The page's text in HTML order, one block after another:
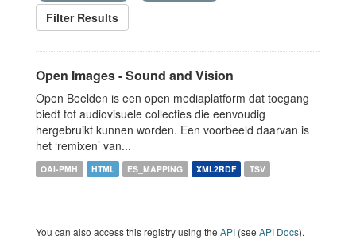
Filter Results
Open Images - Sound and Vision
Open Beelden is een open mediaplatform dat toegang
biedt tot audiovisuele collecties die eenvoudig
hergebruikt kunnen worden. Een voorbeeld daarvan is
het ‘remixen’ van...
OAI-PMH HTML ES_MAPPING XML2RDF TSV
You can also access this registry using the API (see API Docs).